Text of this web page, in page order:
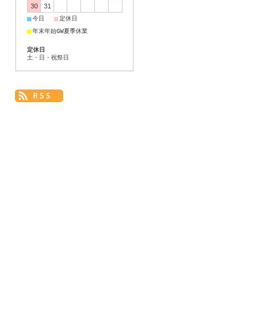
30
31
■今日 ■定休日
■年末年始GW夏季休業
定休日
土・日・祝祭日